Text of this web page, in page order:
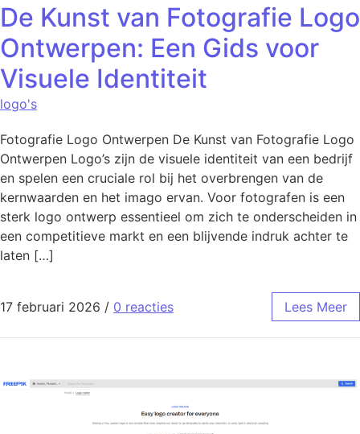
De Kunst van Fotografie Logo
Ontwerpen: Een Gids voor
Visuele Identiteit
logo's
Fotografie Logo Ontwerpen De Kunst van Fotografie Logo
Ontwerpen Logo’s zijn de visuele identiteit van een bedrijf
en spelen een cruciale rol bij het overbrengen van de
kernwaarden en het imago ervan. Voor fotografen is een
sterk logo ontwerp essentieel om zich te onderscheiden in
een competitieve markt en een blijvende indruk achter te
laten […]
17 februari 2026 / 0 reacties Lees Meer